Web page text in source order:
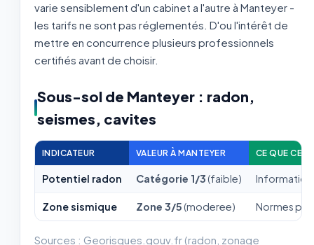
varie sensiblement d'un cabinet a l'autre à Manteyer -
les tarifs ne sont pas réglementés. D'ou l'intérêt de
mettre en concurrence plusieurs professionnels
certifiés avant de choisir.
Sous-sol de Manteyer : radon,
seismes, cavites
INDICATEUR VALEUR À MANTEYER CE QUE
Potentiel radon Catégorie 1/3(faible) Information
Zone sismique Zone 3/5(moderee) Normes
Sources : Georisques.gouv.fr (radon, zonage